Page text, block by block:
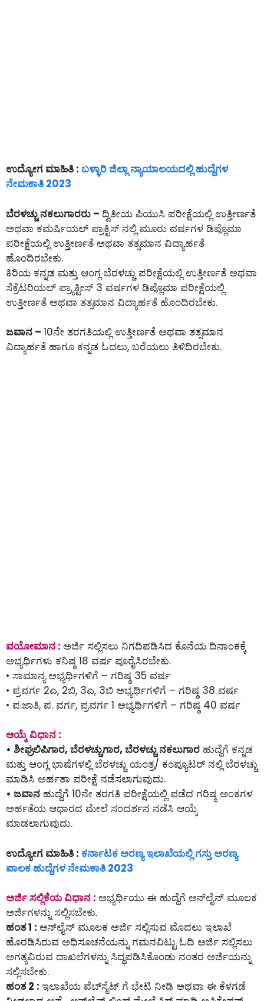
ಉದ್ಯೋಗ ಮಾಹಿತಿ : ಬಳ್ಳಾರಿ ಜಿಲ್ಲಾ ನ್ಯಾಯಾಲಯದಲ್ಲಿ ಹುದ್ದೆಗಳ
ನೇಮಕಾತಿ 2023
ಬೆರಳಚ್ಚು ನಕಲುಗಾರರು – ದ್ವಿತೀಯ ಪಿಯುಸಿ ಪರೀಕ್ಷೆಯಲ್ಲಿ ಉತ್ತೀರ್ಣತೆ
ಅಥವಾ ಕಮರ್ಷಿಯಲ್ ಪ್ರಾಕ್ಟಿಸ್ ನಲ್ಲಿ ಮೂರು ವರ್ಷಗಳ ಡಿಪ್ಲೊಮಾ
ಪರೀಕ್ಷೆಯಲ್ಲಿ ಉತ್ತೀರ್ಣತೆ ಅಥವಾ ತತ್ಸಮಾನ ವಿದ್ಯಾರ್ಹತೆ
ಹೊಂದಿರಬೇಕು.
ಕಿರಿಯ ಕನ್ನಡ ಮತ್ತು ಆಂಗ್ಲ ಬೆರಳಚ್ಚು ಪರೀಕ್ಷೆಯಲ್ಲಿ ಉತ್ತೀರ್ಣತೆ ಅಥವಾ
ಸೆಕ್ರೆಟರಿಯಲ್ ಪ್ರ್ಯಾಕ್ಟೀಸ್ 3 ವರ್ಷಗಳ ಡಿಪ್ಲೊಮಾ ಪರೀಕ್ಷೆಯಲ್ಲಿ
ಉತ್ತೀರ್ಣತೆ ಅಥವಾ ತತ್ಸಮಾನ ವಿದ್ಯಾರ್ಹತೆ ಹೊಂದಿರಬೇಕು.
ಜವಾನ – 10ನೇ ತರಗತಿಯಲ್ಲಿ ಉತ್ತೀರ್ಣತೆ ಅಥವಾ ತತ್ಸಮಾನ
ವಿದ್ಯಾರ್ಹತೆ ಹಾಗೂ ಕನ್ನಡ ಓದಲು, ಬರೆಯಲು ತಿಳಿದಿರಬೇಕು.
ವಯೋಮಾನ : ಅರ್ಜಿ ಸಲ್ಲಿಸಲು ನಿಗದಿಪಡಿಸಿದ ಕೊನೆಯ ದಿನಾಂಕಕ್ಕೆ
ಅಭ್ಯರ್ಥಿಗಳು ಕನಿಷ್ಠ 18 ವರ್ಷ ಪೂರೈಸಿರಬೇಕು.
• ಸಾಮಾನ್ಯ ಅಭ್ಯರ್ಥಿಗಳಿಗೆ – ಗರಿಷ್ಠ 35 ವರ್ಷ
• ಪ್ರವರ್ಗ 2ಎ, 2ಬಿ, 3ಎ, 3ಬಿ ಅಭ್ಯರ್ಥಿಗಳಿಗೆ – ಗರಿಷ್ಠ 38 ವರ್ಷ
• ಪ.ಜಾತಿ, ಪ. ವರ್ಗ, ಪ್ರವರ್ಗ 1 ಅಭ್ಯರ್ಥಿಗಳಿಗೆ – ಗರಿಷ್ಠ 40 ವರ್ಷ
ಆಯ್ಕೆ ವಿಧಾನ :
• ಶೀಘ್ರಲಿಪಿಗಾರ, ಬೆರಳಚ್ಚುಗಾರ, ಬೆರಳಚ್ಚು ನಕಲುಗಾರ ಹುದ್ದೆಗೆ ಕನ್ನಡ
ಮತ್ತು ಆಂಗ್ಲ ಭಾಷೆಗಳಲ್ಲಿ ಬೆರಳಚ್ಚು ಯಂತ್ರ/ ಕಂಪ್ಯೂಟರ್ ನಲ್ಲಿ ಬೆರಳಚ್ಚು
ಮಾಡಿಸಿ ಅರ್ಹತಾ ಪರೀಕ್ಷೆ ನಡೆಸಲಾಗುವುದು.
• ಜವಾನ ಹುದ್ದೆಗೆ 10ನೇ ತರಗತಿ ಪರೀಕ್ಷೆಯಲ್ಲಿ ಪಡೆದ ಗರಿಷ್ಠ ಅಂಕಗಳ
ಅರ್ಹತೆಯ ಆಧಾರದ ಮೇಲೆ ಸಂದರ್ಶನ ನಡೆಸಿ ಆಯ್ಕೆ
ಮಾಡಲಾಗುವುದು.
ಉದ್ಯೋಗ ಮಾಹಿತಿ : ಕರ್ನಾಟಕ ಅರಣ್ಯ ಇಲಾಖೆಯಲ್ಲಿ ಗಸ್ತು ಅರಣ್ಯ
ಪಾಲಕ ಹುದ್ದೆಗಳ ನೇಮಕಾತಿ 2023
ಅರ್ಜಿ ಸಲ್ಲಿಕೆಯ ವಿಧಾನ : ಅಭ್ಯರ್ಥಿಯು ಈ ಹುದ್ದೆಗೆ ಆನ್‌ಲೈನ್‌ ಮೂಲಕ
ಅರ್ಜಿಗಳನ್ನು ಸಲ್ಲಿಸಬೇಕು.
ಹಂತ 1 : ಆನ್‌ಲೈನ್‌ ಮೂಲಕ ಅರ್ಜಿ ಸಲ್ಲಿಸುವ ಮೊದಲು ಇಲಾಖೆ
ಹೊರಡಿಸಿರುವ ಅಧಿಸೂಚನೆಯನ್ನು ಗಮನವಿಟ್ಟು ಓದಿ ಅರ್ಜಿ ಸಲ್ಲಿಸಲು
ಅಗತ್ಯವಿರುವ ದಾಖಲೆಗಳನ್ನು ಸಿದ್ಧಪಡಿಸಿಕೊಂಡು ನಂತರ ಅರ್ಜಿಯನ್ನು
ಸಲ್ಲಿಸಬೇಕು.
ಹಂತ 2 : ಇಲಾಖೆಯ ವೆಬ್‌ಸೈಟ್ ಗೆ ಭೇಟಿ ನೀಡಿ ಅಥವಾ ಈ ಕೆಳಗಡೆ